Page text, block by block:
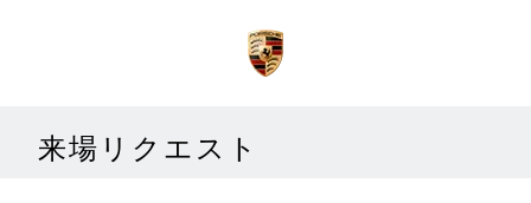
来場リクエスト